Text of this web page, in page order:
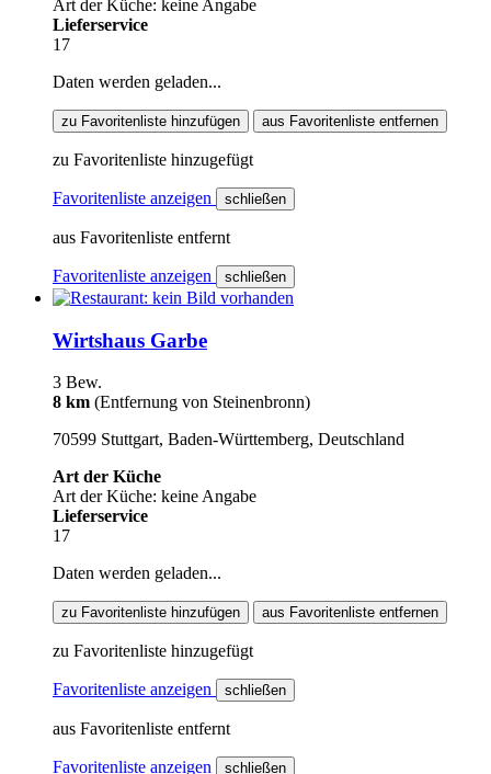
Art der Küche: keine Angabe
Lieferservice
17
Daten werden geladen...
zu Favoritenliste hinzufügen aus Favoritenliste entfernen
zu Favoritenliste hinzugefügt
Favoritenliste anzeigen schließen
aus Favoritenliste entfernt
Favoritenliste anzeigen schließen
Wirtshaus Garbe
3 Bew.
8 km (Entfernung von Steinenbronn)
70599 Stuttgart, Baden-Württemberg, Deutschland
Art der Küche
Art der Küche: keine Angabe
Lieferservice
17
Daten werden geladen...
zu Favoritenliste hinzufügen aus Favoritenliste entfernen
zu Favoritenliste hinzugefügt
Favoritenliste anzeigen schließen
aus Favoritenliste entfernt
Favoritenliste anzeigen schließen